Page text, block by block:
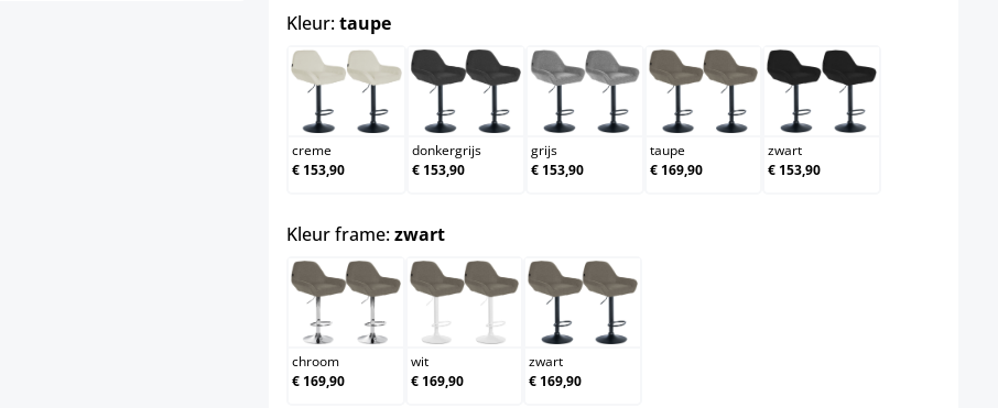
Kleur:taupeselect
creme
creme
€ 153,90
donkergrijs
donkergrijs
€ 153,90
grijs
grijs
€ 153,90
taupe
taupe
€ 169,90
zwart
zwart
€ 153,90
Kleur frame:zwartselect
chroom
chroom
€ 169,90
wit
€ 169,90
zwart
zwart
€ 169,90